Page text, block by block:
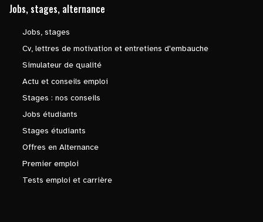
Jobs, stages, alternance
Jobs, stages
Cv, lettres de motivation et entretiens d'embauche
Simulateur de qualité
Actu et conseils emploi
Stages : nos conseils
Jobs étudiants
Stages étudiants
Offres en Alternance
Premier emploi
Tests emploi et carrière